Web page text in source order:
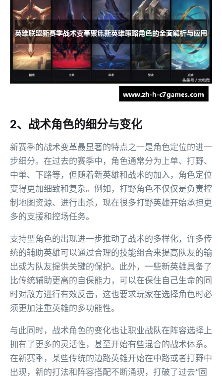
2、战术角色的细分与变化
新赛季的战术变革最显著的特点之一是角色定位的进一
步细分。在过去的赛季中，角色通常分为上单、打野、
中单、下路等，但随着新英雄和战术的加入，角色定位
变得更加细致和复杂。例如，打野角色不仅仅是负责控
制地图资源、进行击杀，现在很多打野英雄开始承担更
多的支援和控场任务。
支持型角色的出现进一步推动了战术的多样化，许多传
统的辅助英雄可以通过合理的技能组合来提高队友的输
出或为队友提供关键的保护。此外，一些新英雄具备了
比传统辅助更高的自保能力，可以在保住自己生命的同
时对敌方进行有效反击，这也要求玩家在选择角色时必
须更加注重英雄的多功能性。
与此同时，战术角色的变化也让职业战队在阵容选择上
拥有了更多的灵活性，甚至开始有些混合的战术体系。
在新赛季，某些传统的边路英雄开始在中路或者打野中
出现，新的打法和阵容搭配不断涌现，打破了过去“固